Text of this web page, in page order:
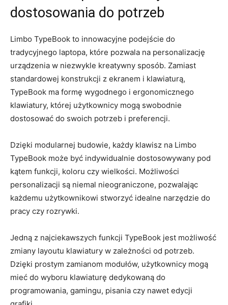
dostosowania‍ do potrzeb
Limbo ⁣TypeBook to​ innowacyjne ⁣podejście do
tradycyjnego laptopa, które pozwala na personalizację
urządzenia ‍w niezwykle kreatywny sposób. Zamiast
standardowej ​konstrukcji z ekranem ⁣i klawiaturą,
TypeBook‍ ma formę ⁣wygodnego i ergonomicznego
⁢klawiatury, której użytkownicy ⁣mogą swobodnie⁤
dostosować do swoich potrzeb ⁤i preferencji.
Dzięki modularnej ⁤budowie, każdy ‍klawisz na Limbo
TypeBook może być indywidualnie‌ dostosowywany pod
kątem funkcji, koloru ‌czy wielkości. Możliwości
personalizacji są‍ niemal nieograniczone,‌ pozwalając
każdemu użytkownikowi ​stworzyć idealne narzędzie⁢ do
pracy czy rozrywki.
Jedną z najciekawszych funkcji ‍TypeBook jest⁤ możliwość
zmiany ⁣layoutu klawiatury w zależności od ​potrzeb.‍
Dzięki ⁣prostym zamianom modułów, ‌użytkownicy mogą
mieć ‍do wyboru‌ klawiaturę dedykowaną do‌
programowania, gamingu, pisania czy nawet edycji